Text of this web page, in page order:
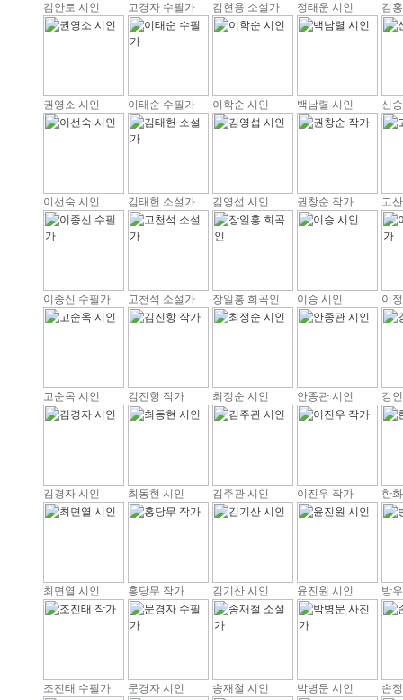
김안로 시인 고경자 수필가 김현용 소설가 정태운 시인 김
권영소 시인 이태순 수필가 이학순 시인 백남렬 시인 신
이선숙 시인 김태헌 소설가 김영섭 시인 권창순 작가 고
이종신 수필가 고천석 소설가 장일홍 희곡인 이승 시인 이
고순옥 시인 김진항 작가 최정순 시인 안종관 시인 강
김경자 시인 최동현 시인 김주관 시인 이진우 작가 한
최면열 시인 홍당무 작가 김기산 시인 윤진원 시인 방
조진태 수필가 문경자 시인 송재철 시인 박병문 시인 손